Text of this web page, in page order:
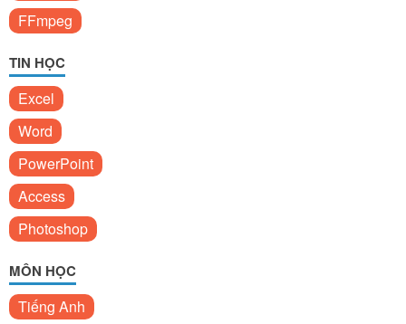
FFmpeg
TIN HỌC
Excel
Word
PowerPoint
Access
Photoshop
MÔN HỌC
Tiếng Anh